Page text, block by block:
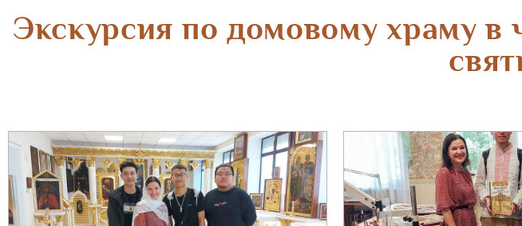
Экскурсия по домовому храму в